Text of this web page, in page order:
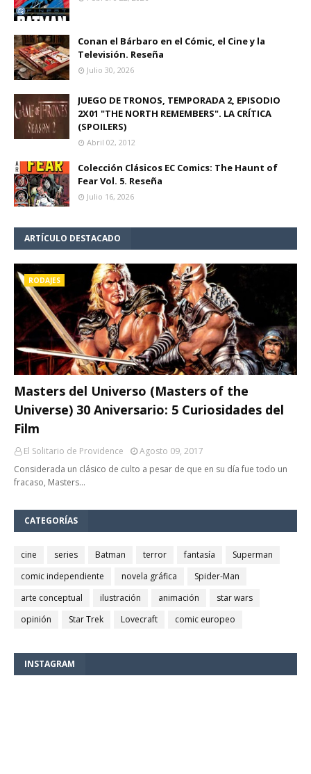
Conan el Bárbaro en el Cómic, el Cine y la
Televisión. Reseña
Julio 30, 2026
JUEGO DE TRONOS, TEMPORADA 2, EPISODIO
2X01 "THE NORTH REMEMBERS". LA CRÍTICA
(SPOILERS)
Abril 02, 2012
Colección Clásicos EC Comics: The Haunt of
Fear Vol. 5. Reseña
Julio 16, 2026
ARTÍCULO DESTACADO
RODAJES
Masters del Universo (Masters of the
Universe) 30 Aniversario: 5 Curiosidades del
Film
El Solitario de Providence
Agosto 09, 2017
Considerada un clásico de culto a pesar de que en su día fue todo un
fracaso, Masters…
CATEGORÍAS
cine series Batman terror fantasía
Superman
comic independiente
novela gráfica
Spider-Man
arte conceptual
ilustración animación
star wars
opinión
Star Trek Lovecraft comic europeo
INSTAGRAM